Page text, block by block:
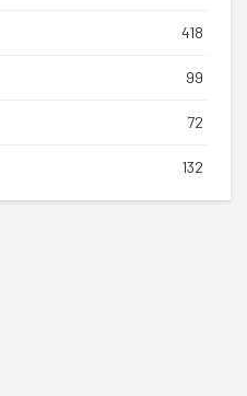
418
99
72
132